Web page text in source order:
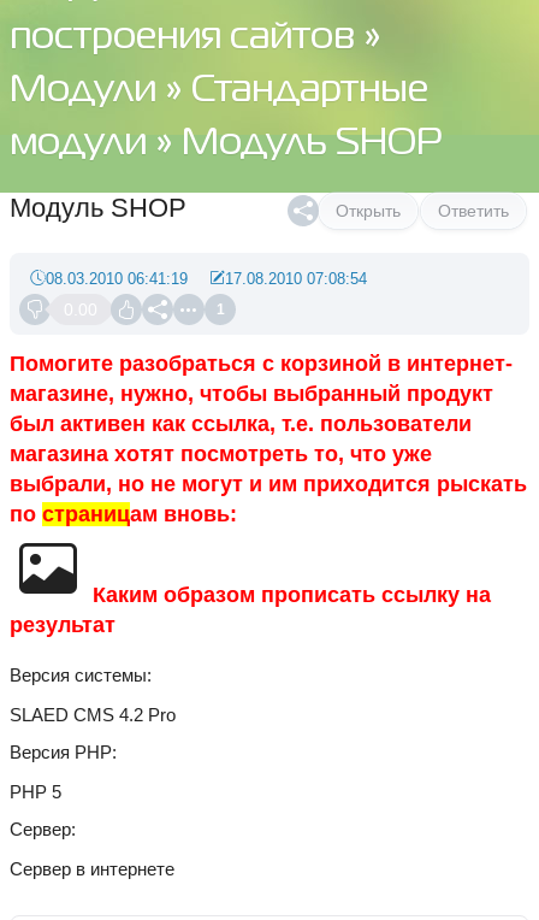
построения сайтов »
Модули » Стандартные
модули » Модуль SHOP
Открыть Ответить
Модуль SHOP
0.00 1
08.03.2010 06:41:19 17.08.2010 07:08:54
Помогите разобраться с корзиной в интернет-
магазине, нужно, чтобы выбранный продукт
был активен как ссылка, т.е. пользователи
магазина хотят посмотреть то, что уже
выбрали, но не могут и им приходится рыскать
по страницам вновь:
Каким образом прописать ссылку на
результат
Версия системы
SLAED CMS 4.2 Pro
Версия PHP
PHP 5
Сервер
Сервер в интернете